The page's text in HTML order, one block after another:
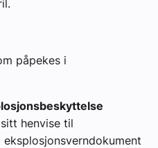
påpekes i
henvise til